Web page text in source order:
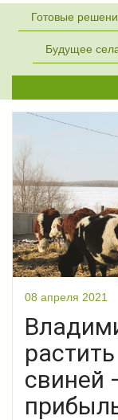
Готовые
Будущее
08 апреля 2021
свиней